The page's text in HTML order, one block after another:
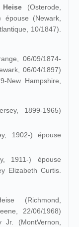
(Osterode,
épouse (Newark,
10/1847).
06/09/1874-
06/04/1897)
New Hampshire,
1899-1965)
1902-) épouse
1911-) épouse
Elizabeth Curtis.
(Richmond,
22/06/1968)
Jr. (MontVernon,